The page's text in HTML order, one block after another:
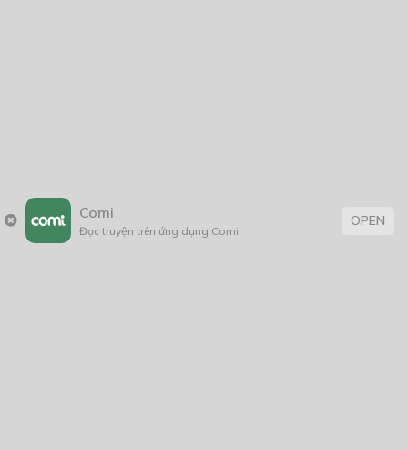
Comi
Đọc truyện trên ứng dụng Comi
OPEN